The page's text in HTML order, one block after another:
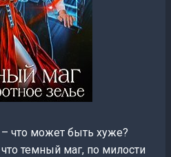
что может быть хуже?
темный маг, по милости